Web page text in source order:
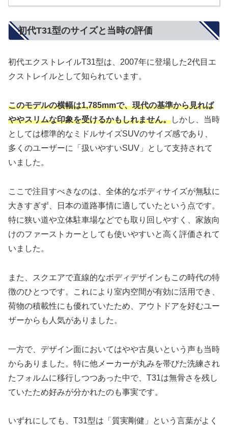
初代T31型のサイズと当時の評価
初代エクストレイルT31型は、2007年に登場した2代目エ
クストレイルとして知られています。
このモデルの横幅は1,785mmで、現代の基準から見れば
ややスリムな印象を受けるかもしれません。しかし、当時
としては標準的なミドルサイズSUVのサイズ感であり、
多くのユーザーに「扱いやすいSUV」として支持されて
いました。
ここで注目すべきなのは、全体的なボディサイズが無駄に
大きすぎず、日本の道路事情に適していたという点です。
特に狭い道や立体駐車場などでも取り回しやすく、家族向
けのファーストカーとしても使いやすいと高く評価されて
いました。
また、スクエアで直線的なボディデザインもこの時代の特
徴のひとつです。これにより室内空間が有効に活用でき、
荷物の積載性にも優れていたため、アウトドアを好むユー
ザーからも人気がありました。
一方で、デザイン面においてはやや古臭いという声も当時
からありました。特に他メーカーが丸みを帯びた洗練され
たフォルムに移行しつつあった中で、T31は無骨さを残し
ていたため好みが分かれたのも事実です。
いずれにしても、T31型は「質実剛健」という言葉がよく